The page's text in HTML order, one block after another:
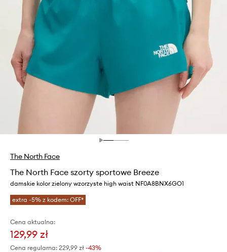
The North Face
The North Face szorty sportowe Breeze
damskie kolor zielony wzorzyste high waist NF0A8BNX6GO1
extra -5% z kodem: OFF*
Cena aktualna:
129,99 zł
Cena regularna: 229,99 zł -43%